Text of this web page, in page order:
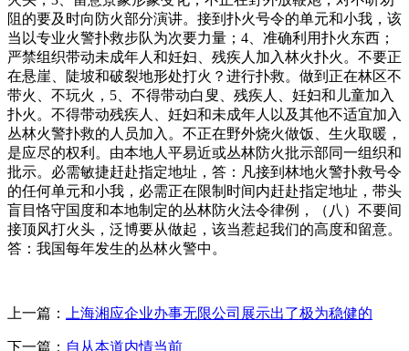
阻的要及时向防火部分演讲。接到扑火号令的单元和小我，该
当以专业火警扑救步队为次要力量；4、准确利用扑火东西；
严禁组织带动未成年人和妊妇、残疾人加入林火扑火。不要正
在悬崖、陡坡和破裂地形处打火？进行扑救。做到正在林区不
带火、不玩火，5、不得带动白叟、残疾人、妊妇和儿童加入
扑火。不得带动残疾人、妊妇和未成年人以及其他不适宜加入
丛林火警扑救的人员加入。不正在野外烧火做饭、生火取暖，
是应尽的权利。由本地人平易近或丛林防火批示部同一组织和
批示。必需敏捷赶赴指定地址，答：凡接到林地火警扑救号令
的任何单元和小我，必需正在限制时间内赶赴指定地址，带头
盲目恪守国度和本地制定的丛林防火法令律例，（八）不要间
接顶风打火头，泛博要从做起，该当惹起我们的高度和留意。
答：我国每年发生的丛林火警中。
上一篇： 上海湘应企业办事无限公司展示出了极为稳健的
下一篇： 自从本道内情当前